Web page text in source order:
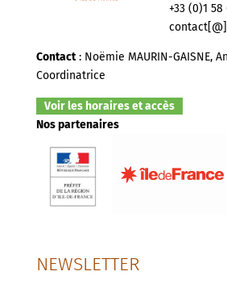
+33 (0)1 58
Contact: Noëmie MAURIN-GAISNE,
Coordinatrice
Voir les horaires et accès
Nos partenaires
NEWSLETTER